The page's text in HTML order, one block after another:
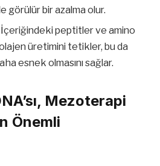
görülür bir azalma olur.
İçeriğindeki peptitler ve amino
üretimini tetikler, bu da
esnek olmasını sağlar.
Mezoterapi
Önemli